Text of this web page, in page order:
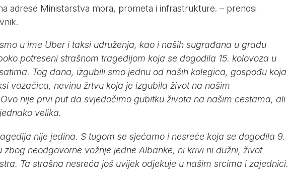
adrese Ministarstva mora, prometa i infrastrukture. – prenosi
.
u ime Uber i taksi udruženja, kao i naših sugrađana u gradu
potreseni strašnom tragedijom koja se dogodila 15. kolovoza u
Tog dana, izgubili smo jednu od naših kolegica, gospođu koja
vozačica, nevinu žrtvu koja je izgubila život na našim
nije prvi put da svjedočimo gubitku života na našim cestama, ali
velika.
nije jedina. S tugom se sjećamo i nesreće koja se dogodila 9.
zbog neodgovorne vožnje jedne Albanke, ni krivi ni dužni, život
Ta strašna nesreća još uvijek odjekuje u našim srcima i zajednici.